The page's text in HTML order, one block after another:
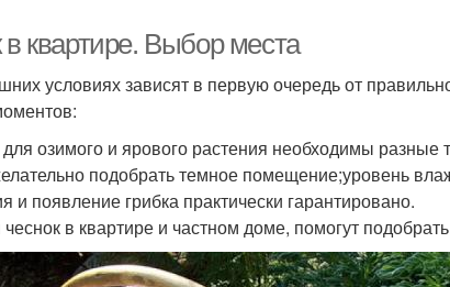
в квартире. Выбор места
условиях зависят в первую очередь от
озимого и ярового растения необходимы разные
подобрать темное помещение;уровень
и появление грибка практически гарантировано.
в квартире и частном доме, помогут